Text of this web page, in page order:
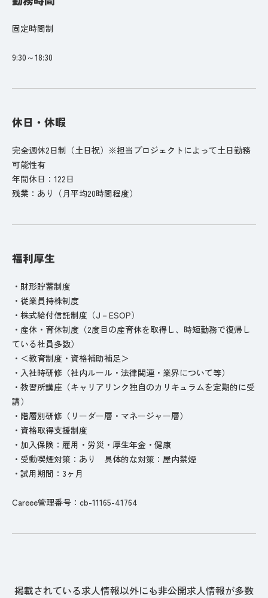
固定時間制
9:30～18:30
休日・休暇
完全週休2日制（土日祝）※担当プロジェクトによって土日勤務
可能性有
年間休日：122日
残業：あり（月平均20時間程度）
福利厚生
・財形貯蓄制度
・従業員持株制度
・株式給付信託制度（J－ESOP）
・産休・育休制度（2度目の産育休を取得し、時短勤務で復帰し
ている社員多数）
・＜教育制度・資格補助補足＞
・入社時研修（社内ルール・法律関連・業界について等）
・教習所講座（キャリアリンク独自のカリキュラムを定期的に受
講）
・階層別研修（リーダー層・マネージャー層）
・資格取得支援制度
・加入保険：雇用・労災・厚生年金・健康
・受動喫煙対策：あり 具体的な対策：屋内禁煙
・試用期間：3ヶ月
Careee管理番号：cb-11165-41764
掲載されている求人情報以外にも非公開求人情報が多数